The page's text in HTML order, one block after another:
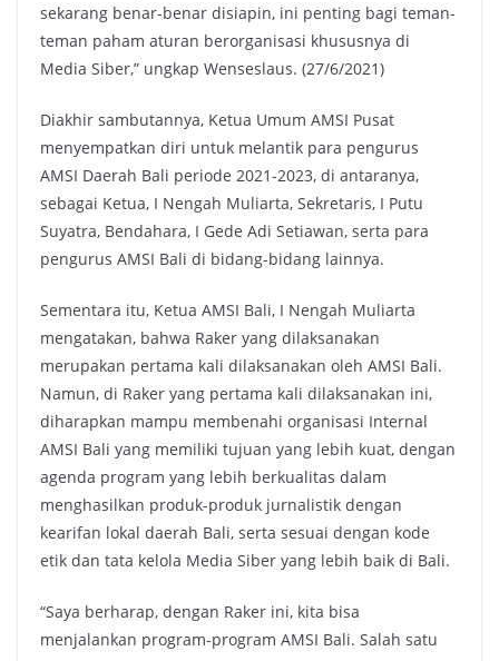
sekarang benar-benar disiapin, ini penting bagi teman-
teman paham aturan berorganisasi khususnya di
Media Siber,” ungkap Wenseslaus. (27/6/2021)
Diakhir sambutannya, Ketua Umum AMSI Pusat
menyempatkan diri untuk melantik para pengurus
AMSI Daerah Bali periode 2021-2023, di antaranya,
sebagai Ketua, I Nengah Muliarta, Sekretaris, I Putu
Suyatra, Bendahara, I Gede Adi Setiawan, serta para
pengurus AMSI Bali di bidang-bidang lainnya.
Sementara itu, Ketua AMSI Bali, I Nengah Muliarta
mengatakan, bahwa Raker yang dilaksanakan
merupakan pertama kali dilaksanakan oleh AMSI Bali.
Namun, di Raker yang pertama kali dilaksanakan ini,
diharapkan mampu membenahi organisasi Internal
AMSI Bali yang memiliki tujuan yang lebih kuat, dengan
agenda program yang lebih berkualitas dalam
menghasilkan produk-produk jurnalistik dengan
kearifan lokal daerah Bali, serta sesuai dengan kode
etik dan tata kelola Media Siber yang lebih baik di Bali.
“Saya berharap, dengan Raker ini, kita bisa
menjalankan program-program AMSI Bali. Salah satu